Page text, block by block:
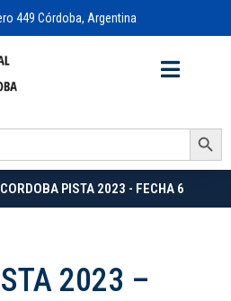
449 Córdoba, Argentina
Search Button
CORDOBA PISTA 2023 - FECHA 6
2023 –